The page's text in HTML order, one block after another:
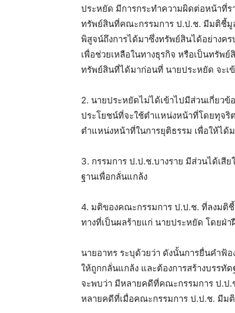
ประหยัด มีการกระทำความผิดต่อหน้าที่ร
ทรัพย์สินที่คณะกรรมการ ป.ป.ช. มีมติชี้มู
พิสูจน์ถึงการได้มาซึ่งทรัพย์สินได้อย่างค
เพื่อช่วยเหลือในทางธุรกิจ หรือเป็นทรัพ
ทรัพย์สินที่ได้มาก่อนที่ นายประหยัด จะเ
2. นายประหยัดไม่ได้เข้าไปมีส่วนเกี่ยวข้
ประโยชน์ที่จะใช้ตำแหน่งหน้าที่โดยทุจริ
ตำแหน่งหน้าที่ในการยุติธรรม เพื่อให้ไ
3. กรรมการ ป.ป.ช.บางราย มีส่วนได้เสี
ฐานเพื่อกลั่นแกล้ง
4. มติของคณะกรรมการ ป.ป.ช. ที่ลงมติ
ทางที่เป็นผลร้ายแก่ นายประหยัด โดยฝ่
นายอาทร ระบุด้วยว่า ดังนั้นการยื่นคำฟ้
ให้ถูกกลั่นแกล้ง และต้องการสร้างบรร
จะพบว่า มีหลายคดีที่คณะกรรมการ ป.ป
หลายคดีที่เมื่อคณะกรรมการ ป.ป.ช. มีม